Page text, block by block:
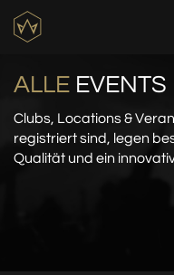
ALLE EVENTS
Clubs, Locations &
registriert sind, legen
Qualität und ein